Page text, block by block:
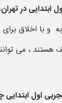
در
اخلاق برای
هستند ، می
اول ابتدایی